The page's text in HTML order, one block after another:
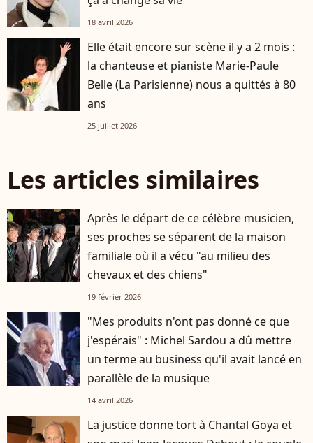
18 avril 2026
Elle était encore sur scène il y a 2 mois :
la chanteuse et pianiste Marie-Paule
Belle (La Parisienne) nous a quittés à 80
ans
25 juillet 2026
Les articles similaires
Après le départ de ce célèbre musicien,
ses proches se séparent de la maison
familiale où il a vécu "au milieu des
chevaux et des chiens"
19 février 2026
"Mes produits n'ont pas donné ce que
j'espérais" : Michel Sardou a dû mettre
un terme au business qu'il avait lancé en
parallèle de la musique
14 avril 2026
La justice donne tort à Chantal Goya et